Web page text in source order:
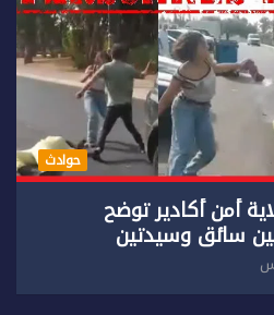
حوادث
أمن أكادير توضح
سائق وسيدتين